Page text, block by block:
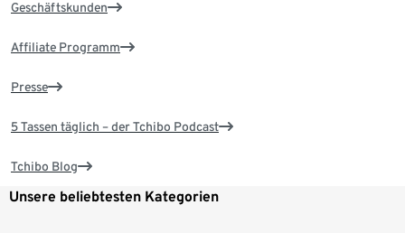
Geschäftskunden
Affiliate Programm
Presse
5 Tassen täglich – der Tchibo Podcast
Tchibo Blog
Unsere beliebtesten Kategorien